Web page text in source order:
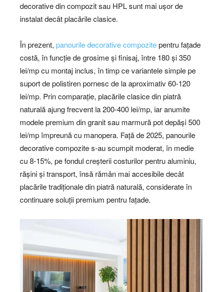
decorative din compozit sau HPL sunt mai ușor de
instalat decât placările clasice.
În prezent, panourile decorative compozitepentru fațade
costă, în funcție de grosime și finisaj, între 180 și 350
lei/mp cu montaj inclus, în timp ce variantele simple pe
suport de polistiren pornesc de la aproximativ 60-120
lei/mp. Prin comparație, placările clasice din piatră
naturală ajung frecvent la 200-400 lei/mp, iar anumite
modele premium din granit sau marmură pot depăși 500
lei/mp împreună cu manopera. Față de 2025, panourile
decorative compozite s-au scumpit moderat, în medie
cu 8-15%, pe fondul creșterii costurilor pentru aluminiu,
rășini și transport, însă rămân mai accesibile decât
placările tradiționale din piatră naturală, considerate în
continuare soluții premium pentru fațade.